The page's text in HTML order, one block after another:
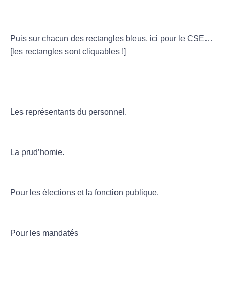
Puis sur chacun des rectangles bleus, ici pour le CSE…
[les rectangles sont cliquables !]
Les représentants du personnel.
La prud’homie.
Pour les élections et la fonction publique.
Pour les mandatés